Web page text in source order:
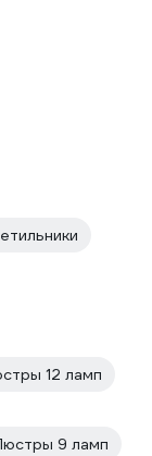
12 ламп
9 ламп